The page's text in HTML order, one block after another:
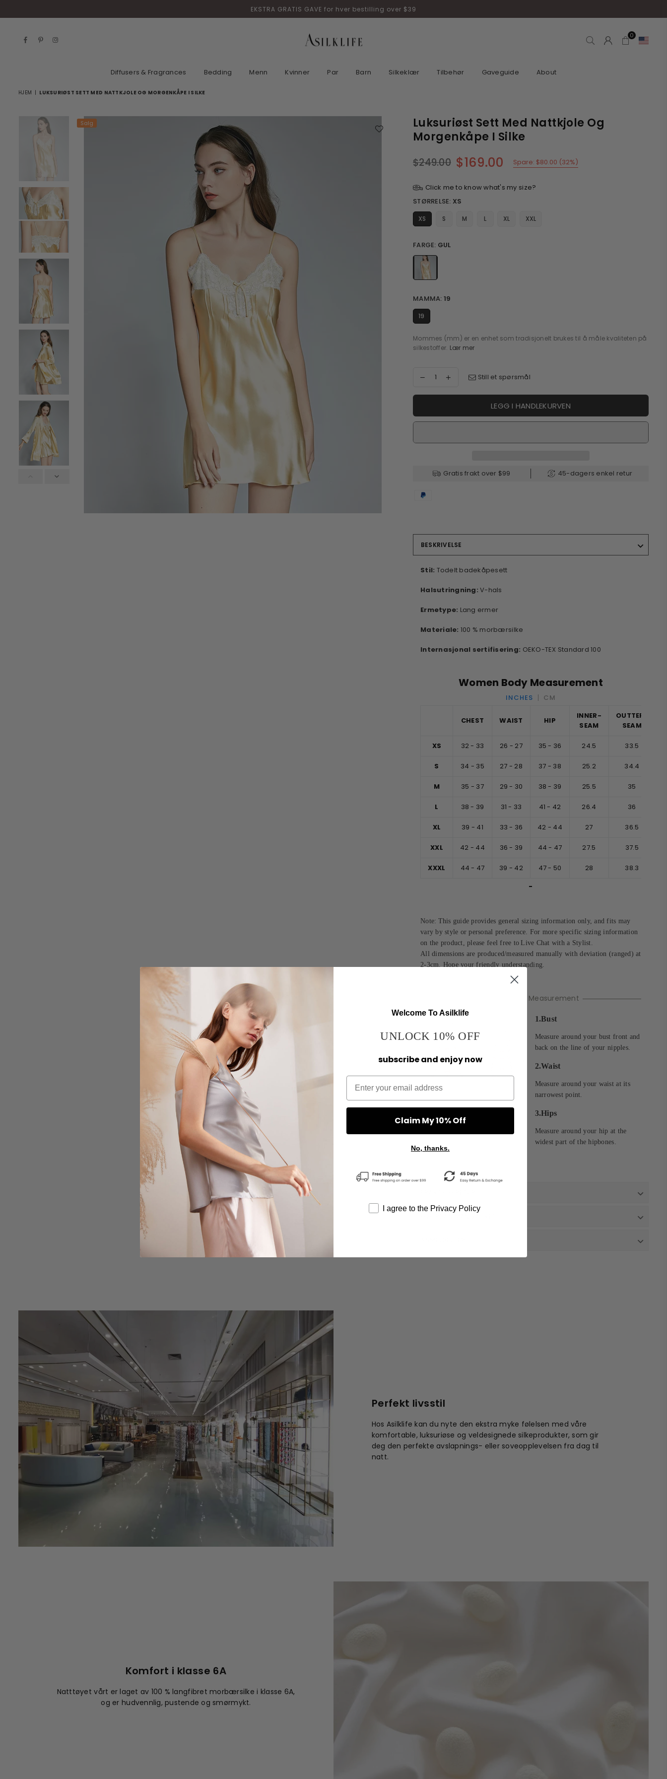
EKSTRA GRATIS GAVE for hver bestilling over $39
FacebookPinterest 0
Diffusers & Fragrances Bedding Menn Kvinner Par Barn Silkeklær Tilbehør Gaveguide About
HJEM | LUKSURIØST SETT MED NATTKJOLE OG MORGENKÅPE I SILKE
Salg
Luksuriøst Sett Med Nattkjole Og
Morgenkåpe I Silke
Ordinær
$249.00 $169.00 Spare: $80.00 (32%)
Click me to know what's my size?
STØRRELSE: XS
XS S M L XL XXL
FARGE: GUL
MAMMA: 19
19
Mommes (mm) er en enhet som tradisjonelt brukes til å måle kvaliteten på
silkestoffer. Lær mer
Still et spørsmål
LEGG I HANDLEKURVEN
Gratis frakt over $99 45-dagers enkel retur
BESKRIVELSE
Stil: Todelt badekåpesett
Halsutringning: V-hals
Ermetype: Lang ermer
Materiale: 100 % morbærsilke
Internasjonal sertifisering: OEKO-TEX Standard 100
Women Body Measurement
INCHES CM
CHEST WAIST HIP
INNER-
SEAM
OUTTER-
SEAM
XS 32 - 33 26 - 27 35 - 36 24.5 33.5
S 34 - 35 27 - 28 37 - 38 25.2 34.4
M 35 - 37 29 - 30 38 - 39 25.5 35
L 38 - 39 31 - 33 41 - 42 26.4 36
XL 39 - 41 33 - 36 42 - 44 27 36.5
XXL 42 - 44 36 - 39 44 - 47 27.5 37.5
XXXL 44 - 47 39 - 42 47 - 50 28 38.3
-
Note: This guide provides general sizing information only, and fits may
vary by style or personal preference. For more specific sizing information
on the product, please feel free to Live Chat with a Stylist.
All dimensions are produced/measured manually with deviation (ranged) at
2-3cm. Hope your friendly understanding.
How to Take Measurement
1.Bust
Measure around your bust front and
back on the line of your nipples.
2.Waist
Measure around your waist at its
narrowest point.
3.Hips
Measure around your hip at the
widest part of the hipbones.
Perfekt livsstil
Hos Asilklife kan du nyte den ekstra myke følelsen med våre
komfortable, luksuriøse og veldesignede silkeprodukter, som gir
deg den perfekte avslapnings- eller soveopplevelsen fra dag til
natt.
Komfort i klasse 6A
Natttøyet vårt er laget av 100 % langfibret morbærsilke i klasse 6A,
og er hudvennlig, pustende og smørmykt.
Welcome To Asilklife
UNLOCK 10% OFF
subscribe and enjoy now
Claim My 10% Off
No, thanks.
I agree to the Privacy Policy